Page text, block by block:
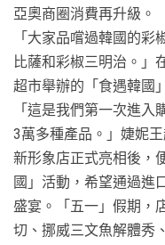
亞奧商圈消費再升級。
「大家品嚐過韓國的
比薩和彩椒三明治。」
超市舉辦的「食遇韓國
「這是我們第一次進
3萬多種產品。」婕妮
新形象店正式亮相後，
國」活動，希望通過進
盛宴。「五一」假期，
切、挪威三文魚解體秀